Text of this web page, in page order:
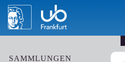
SAMMLUNGEN